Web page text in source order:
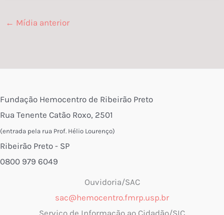
← Mídia anterior
Fundação Hemocentro de Ribeirão Preto
Rua Tenente Catão Roxo, 2501
(entrada pela rua Prof. Hélio Lourenço)
Ribeirão Preto - SP
0800 979 6049
Ouvidoria/SAC
sac@hemocentro.fmrp.usp.br
Serviço de Informação ao Cidadão/SIC